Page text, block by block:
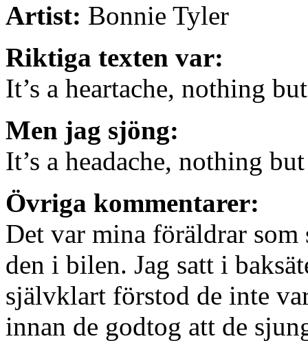
Artist: Bonnie Tyler
Riktiga texten var:
It’s a heartache, nothing
Men jag sjöng:
It’s a headache, nothing
Övriga kommentarer:
Det var mina föräldrar som
den i bilen. Jag satt i
självklart förstod de inte
innan de godtog att de